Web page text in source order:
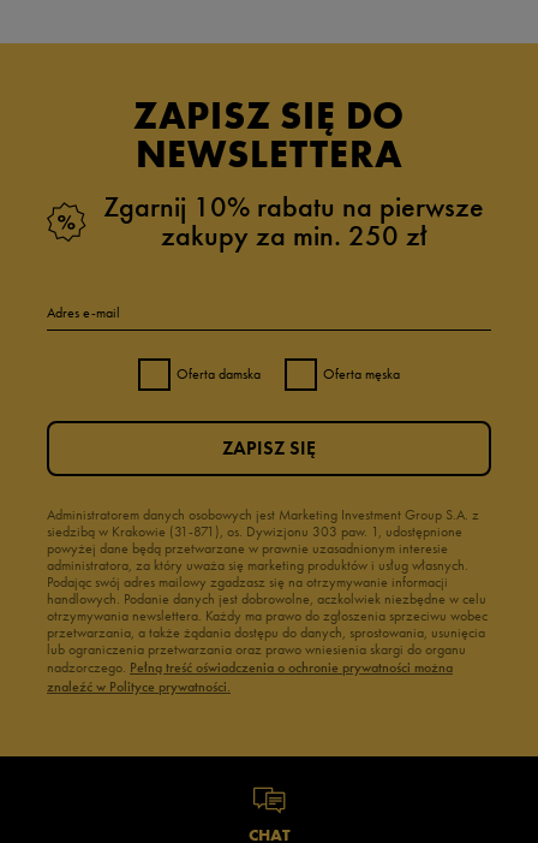
ZAPISZ SIĘ DO
NEWSLETTERA
Zgarnij 10% rabatu na pierwsze
zakupy za min. 250 zł
Adres e-mail
Oferta damska Oferta męska
Administratorem danych osobowych jest Marketing Investment Group S.A. z
siedzibą w Krakowie (31-871), os. Dywizjonu 303 paw. 1, udostępnione
powyżej dane będą przetwarzane w prawnie uzasadnionym interesie
administratora, za który uważa się marketing produktów i usług własnych.
Podając swój adres mailowy zgadzasz się na otrzymywanie informacji
handlowych. Podanie danych jest dobrowolne, aczkolwiek niezbędne w celu
otrzymywania newslettera. Każdy ma prawo do zgłoszenia sprzeciwu wobec
przetwarzania, a także żądania dostępu do danych, sprostowania, usunięcia
lub ograniczenia przetwarzania oraz prawo wniesienia skargi do organu
nadzorczego. Pełną treść oświadczenia o ochronie prywatności można
znaleźć w Polityce prywatności.
ZAPISZ SIĘ
CHAT